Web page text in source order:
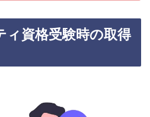
ィ資格受験時の取得